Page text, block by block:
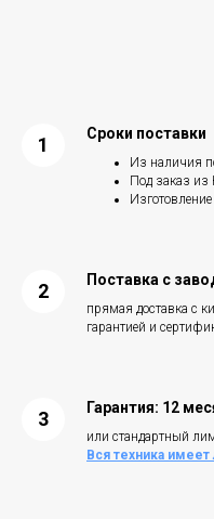
Сроки поставки
Из наличия
Под заказ из
Поставка с
прямая доставка с
гарантией и
Гарантия: 12
или стандартный
Вся техника